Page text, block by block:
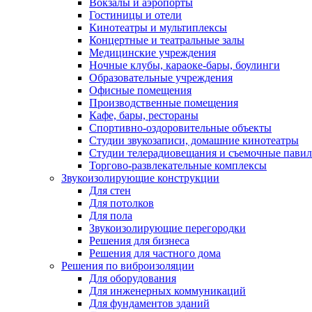
Вокзалы и аэропорты
Гостиницы и отели
Кинотеатры и мультиплексы
Концертные и театральные залы
Медицинские учреждения
Ночные клубы, караоке-бары, боулинги
Образовательные учреждения
Офисные помещения
Производственные помещения
Кафе, бары, рестораны
Спортивно-оздоровительные объекты
Студии звукозаписи, домашние кинотеатры
Студии телерадиовещания и съемочные
Торгово-развлекательные комплексы
Звукоизолирующие конструкции
Для стен
Для потолков
Для пола
Звукоизолирующие перегородки
Решения для бизнеса
Решения для частного дома
Решения по виброизоляции
Для оборудования
Для инженерных коммуникаций
Для фундаментов зданий